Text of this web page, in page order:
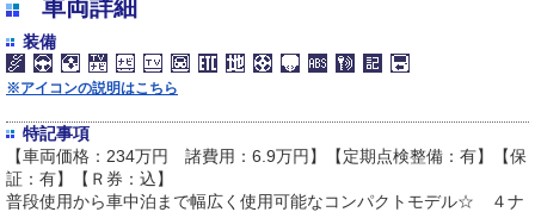
車両詳細
装備
※アイコンの説明はこちら
特記事項
【車両価格：234万円 諸費用：6.9万円】【定期点検整備：有】【保
証：有】【Ｒ券：込】
普段使用から車中泊まで幅広く使用可能なコンパクトモデル☆ ４ナ